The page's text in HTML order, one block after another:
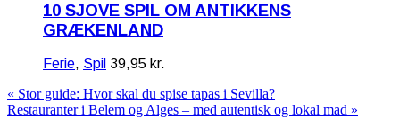
10 SJOVE SPIL OM ANTIKKENS
GRÆKENLAND
Ferie, Spil 39,95 kr.
« Stor guide: Hvor skal du spise tapas i Sevilla?
Restauranter i Belem og Alges – med autentisk og lokal mad »